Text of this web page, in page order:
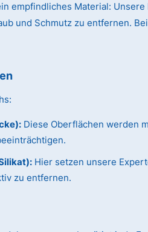
empfindliches Material: Unsere
und Schmutz zu entfernen.
Diese Oberflächen werden
Hier setzen unsere
zu entfernen.